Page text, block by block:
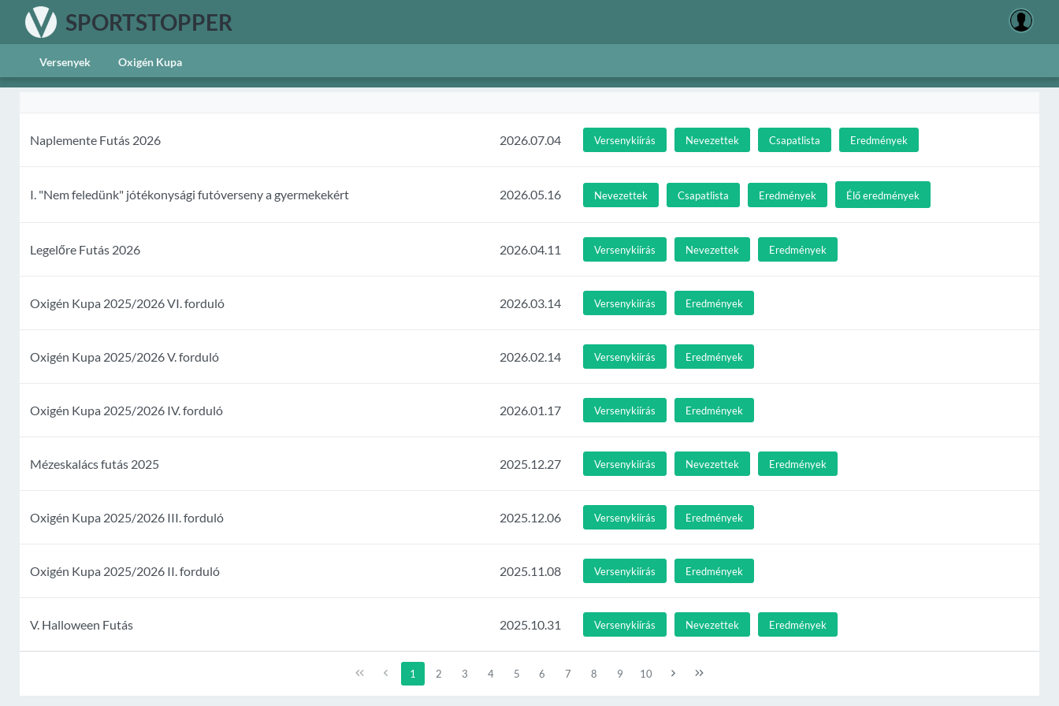
SPORTSTOPPER
Versenyek Oxigén Kupa
Naplemente Futás 2026 2026.07.04 Versenykiírás Nevezettek Csapatlista Eredmények
I. "Nem feledünk" jótékonysági futóverseny a gyermekekért 2026.05.16 Nevezettek Csapatlista Eredmények Élő eredmények
Legelőre Futás 2026 2026.04.11 Versenykiírás Nevezettek Eredmények
Oxigén Kupa 2025/2026 VI. forduló 2026.03.14 Versenykiírás Eredmények
Oxigén Kupa 2025/2026 V. forduló 2026.02.14 Versenykiírás Eredmények
Oxigén Kupa 2025/2026 IV. forduló 2026.01.17 Versenykiírás Eredmények
Mézeskalács futás 2025 2025.12.27 Versenykiírás Nevezettek Eredmények
Oxigén Kupa 2025/2026 III. forduló 2025.12.06 Versenykiírás Eredmények
Oxigén Kupa 2025/2026 II. forduló 2025.11.08 Versenykiírás Eredmények
V. Halloween Futás 2025.10.31 Versenykiírás Nevezettek Eredmények
1 2 3 4 5 6 7 8 9 10